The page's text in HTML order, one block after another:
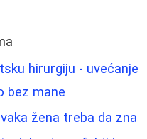
hirurgiju - uvećanje
bez mane
žena treba da zna